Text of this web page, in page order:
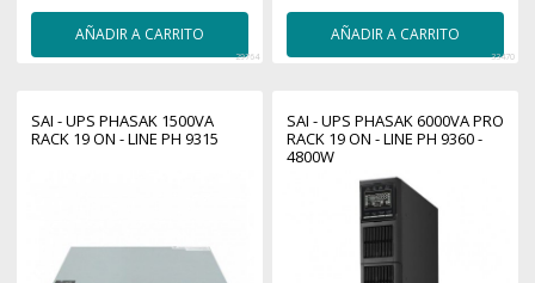
AÑADIR A CARRITO
29764
AÑADIR A CARRITO
33470
SAI - UPS PHASAK 1500VA
RACK 19 ON - LINE PH 9315
SAI - UPS PHASAK 6000VA PRO
RACK 19 ON - LINE PH 9360 -
4800W